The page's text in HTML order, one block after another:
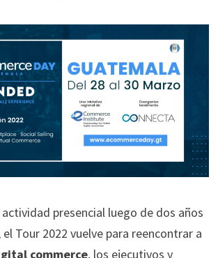
presencial luego de dos años
Tour 2022 vuelve para reencontrar a
commerce, los ejecutivos y